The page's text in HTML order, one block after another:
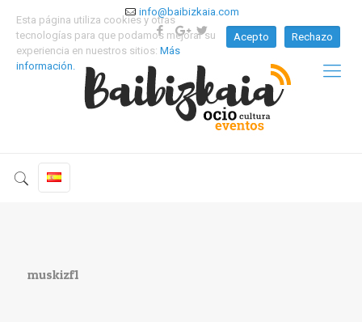
info@baibizkaia.com
muskizf1
Esta página utiliza cookies y otras
tecnologías para que podamos mejorar su
experiencia en nuestros sitios: Más
información.
Acepto Rechazo